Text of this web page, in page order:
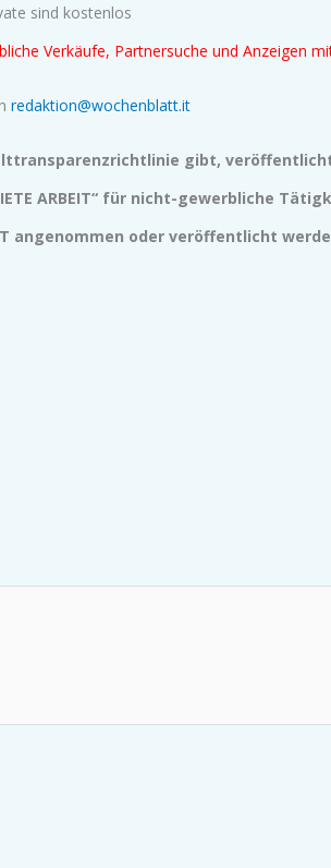
sind kostenlos
Verkäufe, Partnersuche und Anzeigen
redaktion@wochenblatt.it
gibt,
ARBEIT“ für nicht-gewerbliche
angenommen oder veröffentlicht